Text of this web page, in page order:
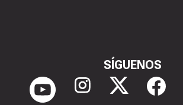
SÍGUENOS